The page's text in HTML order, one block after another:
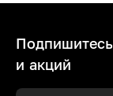
и акций